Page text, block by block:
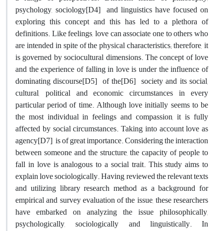
psychology, sociology[D4] and linguistics have focused on
exploring this concept and this has led to a plethora of
definitions. Like feelings, love can associate one to others who
are intended in spite of the physical characteristics; therefore, it
is governed by sociocultural dimensions. The concept of love
and the experience of falling in love is under the influence of
dominating discourse[D5] of the[D6] society and its social,
cultural, political and economic circumstances in every
particular period of time. Although love initially seems to be
the most individual in feelings and compassion, it is fully
affected by social circumstances. Taking into account love as
agency[D7] is of great importance. Considering the interaction
between someone and the structure, the capacity of people to
fall in love is analogous to a social trait. This study aims to
explain love sociologically. Having reviewed the relevant texts
and utilizing library research method as a background for
empirical and survey evaluation of the issue, these researchers
have embarked on analyzing the issue philosophically,
psychologically, sociologically and linguistically. In